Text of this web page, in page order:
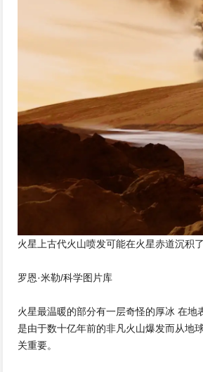
火星上古代火山喷发可能在火星赤道沉积
罗恩·米勒/科学图片库
火星最温暖的部分有一层奇怪的厚冰 在
是由于数十亿年前的非凡火山爆发而从地
关重要。